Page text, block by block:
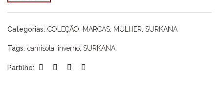
Categorias: COLEÇÃO, MARCAS, MULHER, SURKANA
Tags: camisola, inverno, SURKANA
Partilhe: